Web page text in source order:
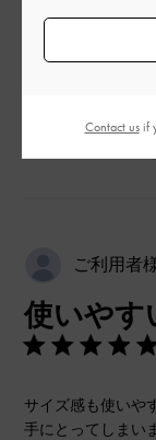
ご利用者
使いやす
サイズ感も使いや
手にとってしまい
Contact usif